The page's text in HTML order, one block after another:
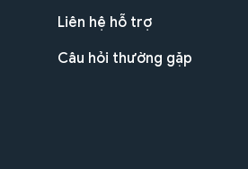
Liên hệ hỗ trợ
Câu hỏi thường gặp